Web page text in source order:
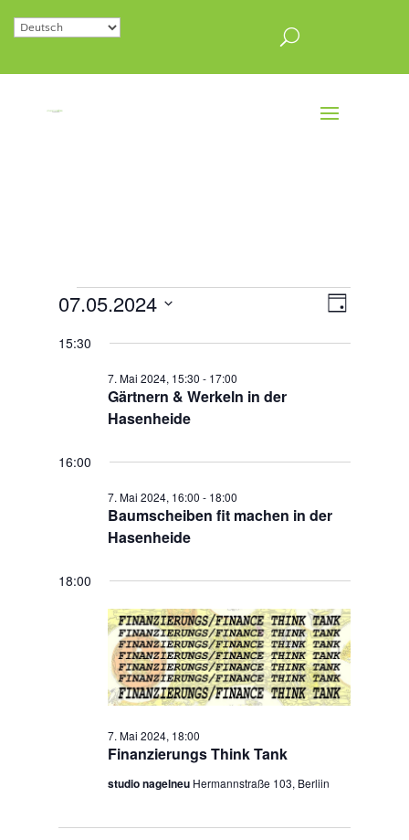
Veranstaltungen
für
7.
2024
Tag
07.05.2024
15:30
Gärtnern & Werkeln in der
Hasenheide
7. Mai 2024, 15:30 - 17:00
16:00
Baumscheiben fit machen in der
Hasenheide
7. Mai 2024, 16:00 - 18:00
18:00
Finanzierungs Think Tank
7. Mai 2024, 18:00
studio nagelneu Hermannstraße 103, Berliin